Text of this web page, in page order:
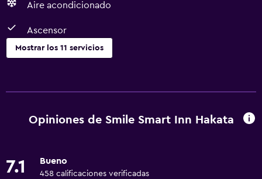
Aire acondicionado
Ascensor
Mostrar los 11 servicios
Lavandería
Restaurante
Opiniones de Smile Smart Inn Hakata
7.1 Bueno
458 calificaciones verificadas